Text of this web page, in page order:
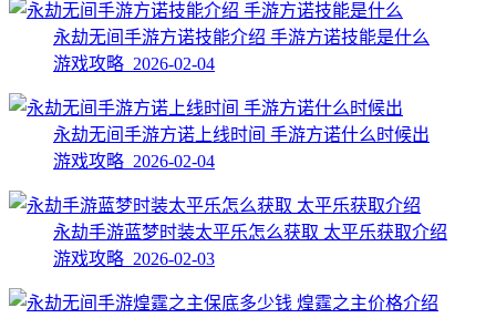
永劫无间手游方诺技能介绍 手游方诺技能是什么
游戏攻略 2026-02-04
永劫无间手游方诺上线时间 手游方诺什么时候出
游戏攻略 2026-02-04
永劫手游蓝梦时装太平乐怎么获取 太平乐获取介绍
游戏攻略 2026-02-03